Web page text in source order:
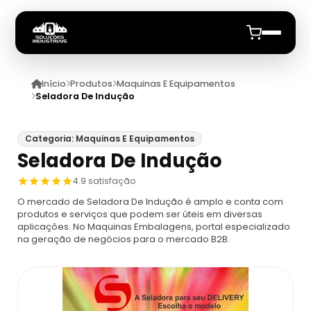
Início
Produtos
Maquinas E Equipamentos
Dosador
Máquina De Embalagem Compacta
Máquina Embaladora E Seladora
Datadores
Datadores
Datador De Potes
Anuncie
Início Produtos Maquinas E Equipamentos
Seladora De Indução
Categoria: Maquinas E Equipamentos
Seladora De Indução
4.9 satisfação
O mercado de Seladora De Indução é amplo e conta com
produtos e serviços que podem ser úteis em diversas
aplicações. No Maquinas Embalagens, portal especializado
na geração de negócios para o mercado B2B.